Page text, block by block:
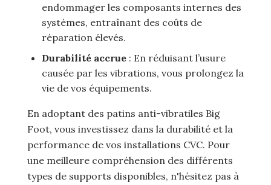
endommager les composants internes des
systèmes, entraînant des coûts de
réparation élevés.
Durabilité accrue : En réduisant l’usure
causée par les vibrations, vous prolongez la
vie de vos équipements.
En adoptant des patins anti-vibratiles Big
Foot, vous investissez dans la durabilité et la
performance de vos installations CVC. Pour
une meilleure compréhension des différents
types de supports disponibles, n'hésitez pas à